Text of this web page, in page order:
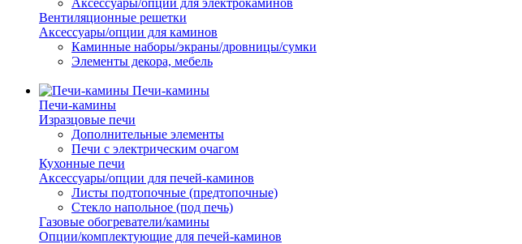
Аксессуары/опции для электрокаминов
Вентиляционные решетки
Аксессуары/опции для каминов
Каминные наборы/экраны/дровницы/сумки
Элементы декора, мебель
Печи-камины
Печи-камины
Изразцовые печи
Дополнительные элементы
Печи с электрическим очагом
Кухонные печи
Аксессуары/опции для печей-каминов
Листы подтопочные (предтопочные)
Стекло напольное (под печь)
Газовые обогреватели/камины
Опции/комплектующие для печей-каминов